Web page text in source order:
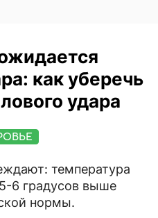
как уберечь
удара
температура
6 градусов выше
нормы.